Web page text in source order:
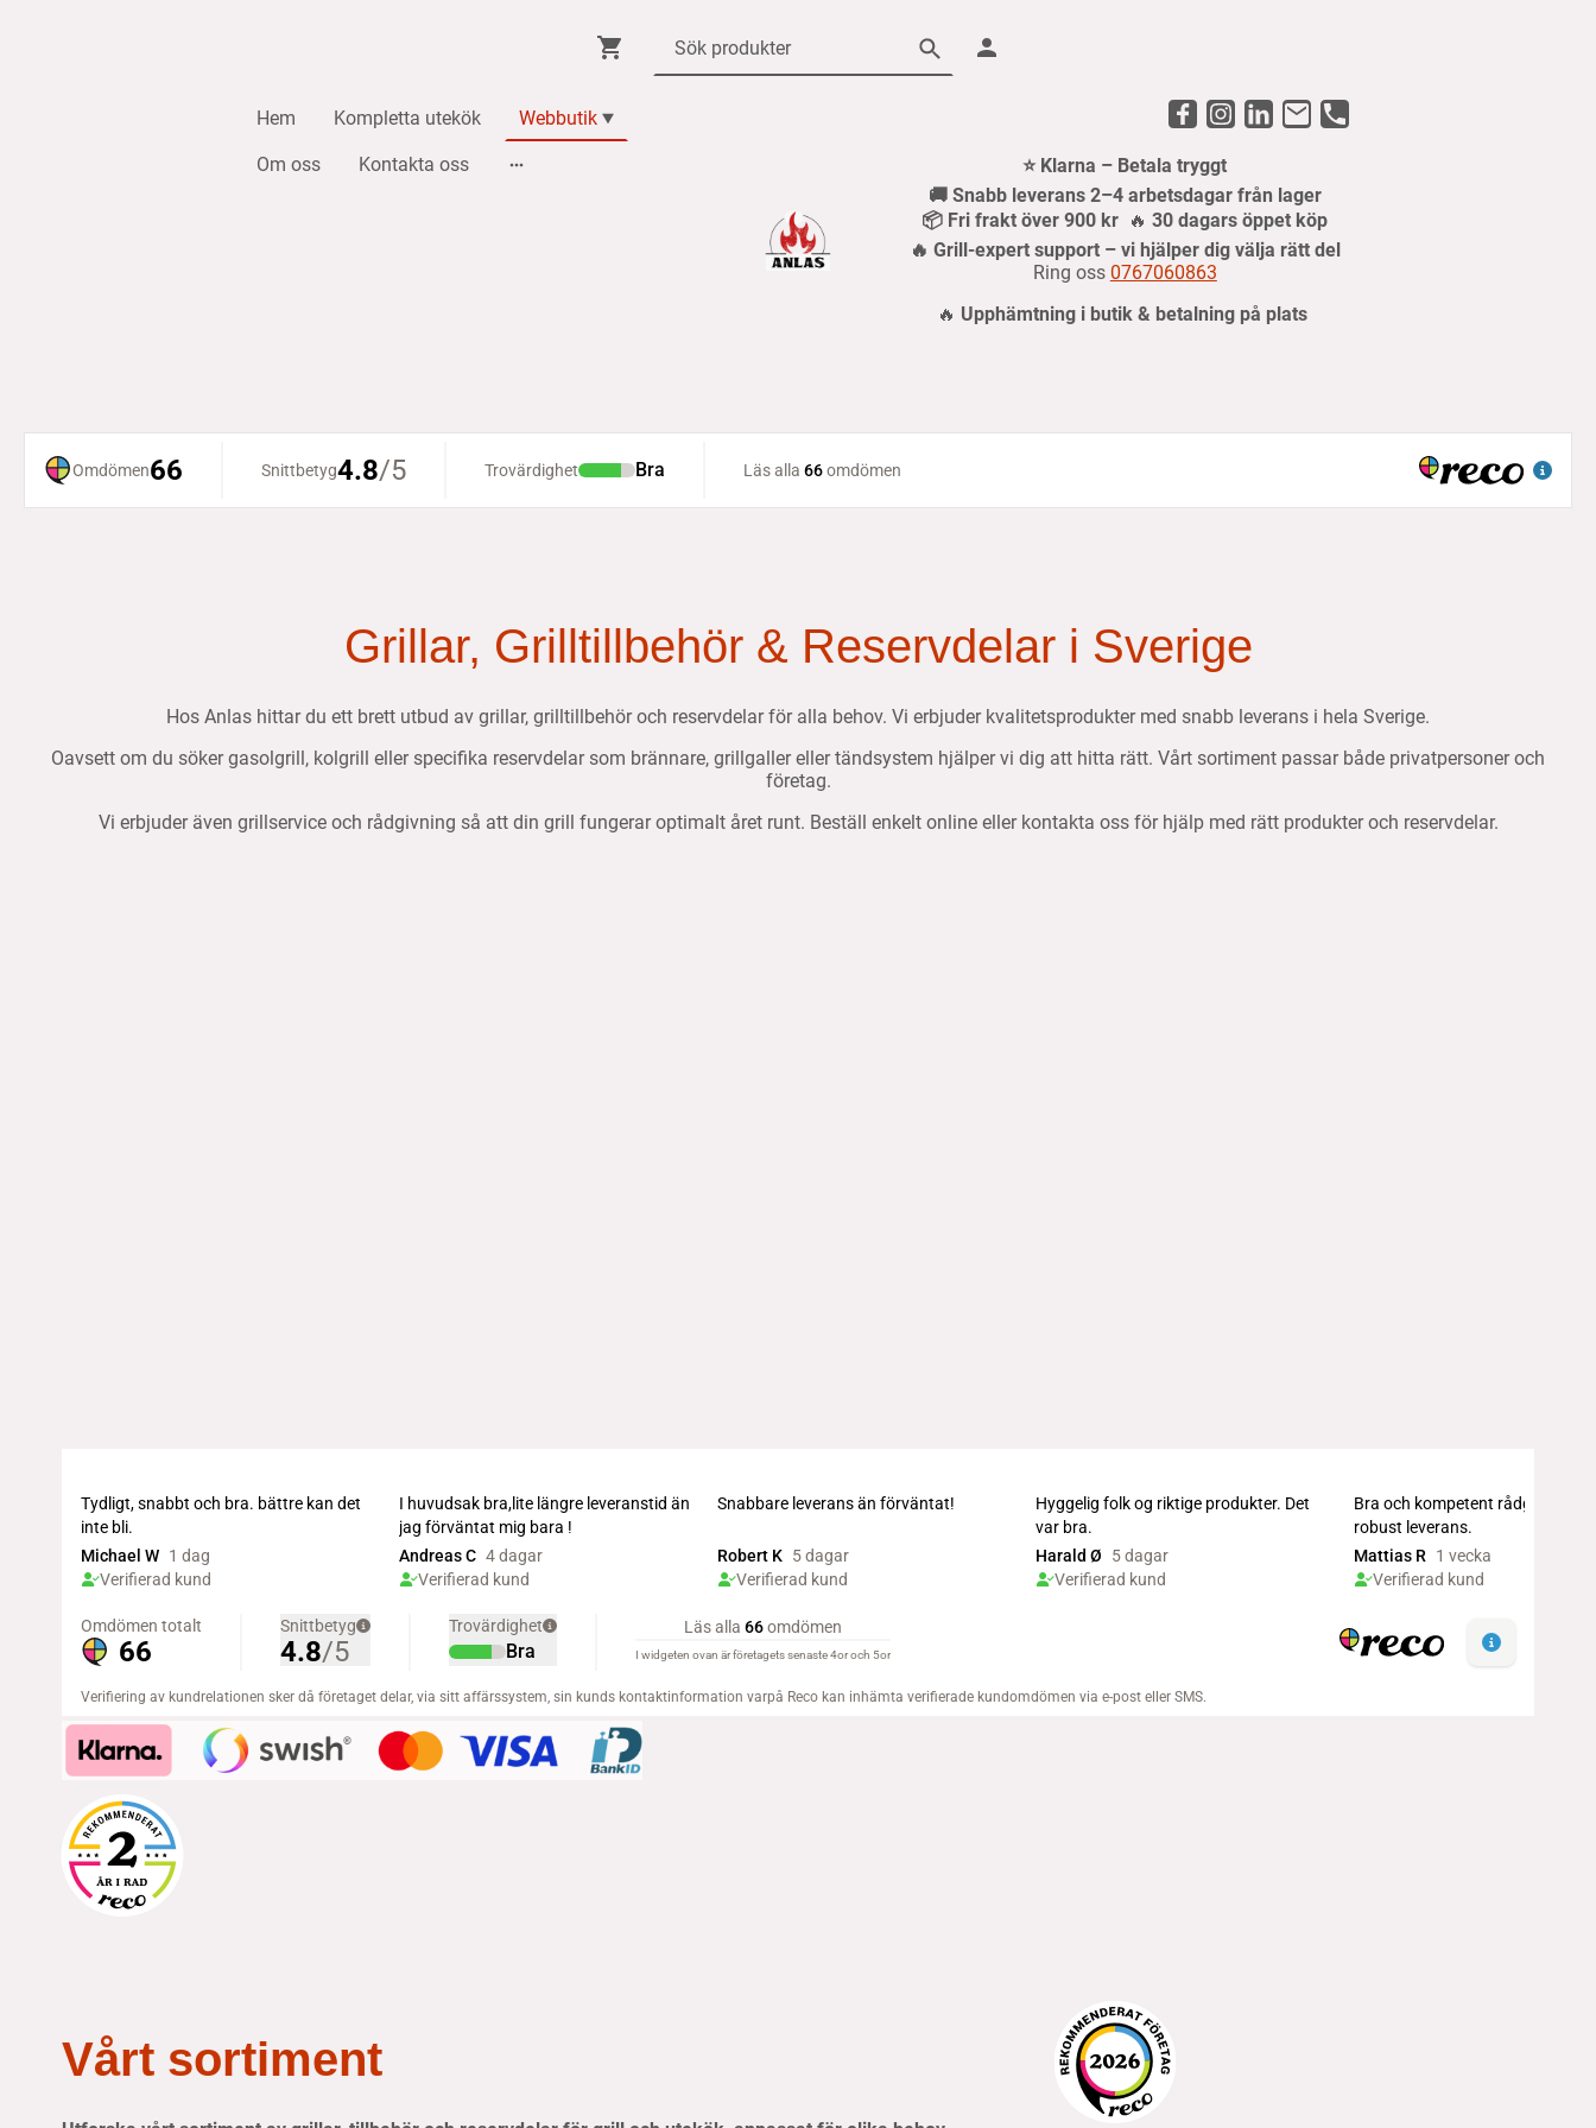
Hem Kompletta utekök Webbutik
Om oss Kontakta oss
⭐ Klarna – Betala tryggt
🚚 Snabb leverans 2–4 arbetsdagar från lager
📦 Fri frakt över 900 kr 🔥30 dagars öppet köp
🔥 Grill-expert support – vi hjälper dig välja rätt del
Ring oss 0767060863
🔥 Upphämtning i butik & betalning på plats
Grillar, Grilltillbehör & Reservdelar i Sverige
Hos Anlas hittar du ett brett utbud av grillar, grilltillbehör och reservdelar för alla behov. Vi erbjuder kvalitetsprodukter med snabb leverans i hela Sverige.
Oavsett om du söker gasolgrill, kolgrill eller specifika reservdelar som brännare, grillgaller eller tändsystem hjälper vi dig att hitta rätt. Vårt sortiment passar både privatpersoner och
företag.
Vi erbjuder även grillservice och rådgivning så att din grill fungerar optimalt året runt. Beställ enkelt online eller kontakta oss för hjälp med rätt produkter och reservdelar.
Vårt sortiment